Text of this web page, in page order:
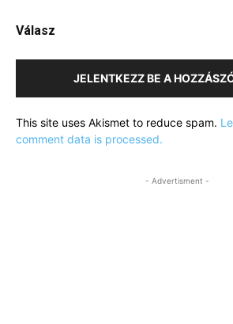
Válasz
JELENTKEZZ BE A
This site uses Akismet to reduce spam.
comment data is processed.
- Advertisment -